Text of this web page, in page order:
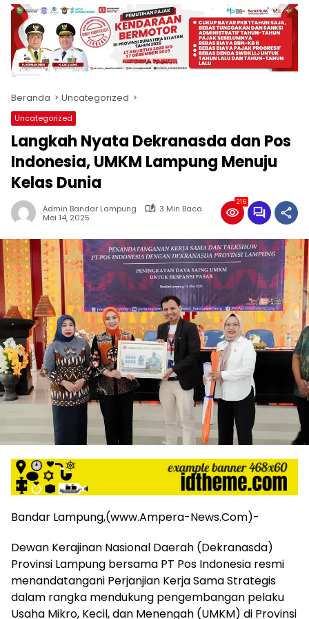
produk
antara
lain
mampu
menjadi
komunikasi
usaha
(beriklan),
fokus
pada
nasional
maupun
international,
lokal
dan
dinamis,
memiliki
kisaran
harga
iklan
yang
relatif
lebih
murah
dari
maupun
media
siber
lainnya,
desain
dan
siber
lebih
eksklusif,
bergaya
trendi,
Beranda Uncategorized
Uncategorized
Langkah Nyata Dekranasda dan Pos
Indonesia, UMKM Lampung Menuju
Kelas Dunia
Admin Bandar Lampung
3 Min Baca
Mei 14, 2025
216
Bandar Lampung,(www.Ampera-News.Com)-
Dewan Kerajinan Nasional Daerah (Dekranasda)
Provinsi Lampung bersama PT Pos Indonesia resmi
menandatangani Perjanjian Kerja Sama Strategis
dalam rangka mendukung pengembangan pelaku
Usaha Mikro, Kecil, dan Menengah (UMKM) di Provinsi